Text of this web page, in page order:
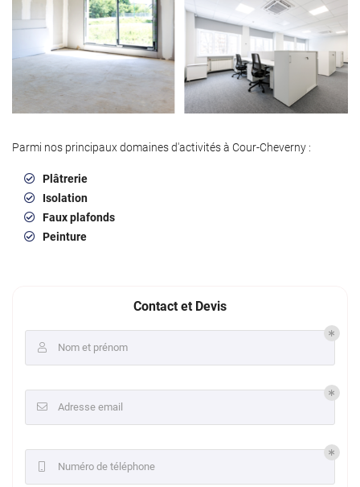
Parmi nos principaux domaines d'activités à Cour-Cheverny :
Plâtrerie
Isolation
Faux plafonds
Peinture
Contact et Devis
 Nom et prénom
 Adresse email
Numéro de téléphone